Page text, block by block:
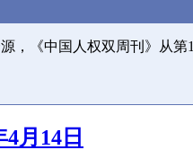
，《中国人权双周刊》从第
月14日